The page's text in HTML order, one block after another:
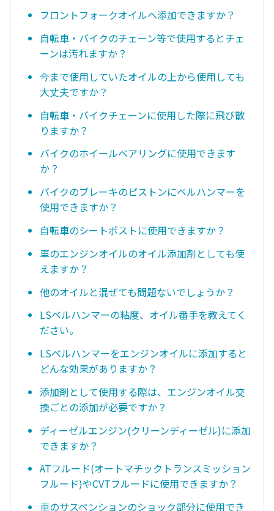
フロントフォークオイルへ添加できますか？
自転車・バイクのチェーン等で使用するとチェ
ーンは汚れますか？
今まで使用していたオイルの上から使用しても
大丈夫ですか？
自転車・バイクチェーンに使用した際に飛び散
りますか？
バイクのホイールベアリングに使用できます
か？
バイクのブレーキのピストンにベルハンマーを
使用できますか？
自転車のシートポストに使用できますか？
車のエンジンオイルのオイル添加剤としても使
えますか？
他のオイルと混ぜても問題ないでしょうか？
LSベルハンマーの粘度、オイル番手を教えてく
ださい。
LSベルハンマーをエンジンオイルに添加すると
どんな効果がありますか？
添加剤として使用する際は、エンジンオイル交
換ごとの添加が必要ですか？
ディーゼルエンジン(クリーンディーゼル)に添加
できますか？
ATフルード(オートマチックトランスミッション
フルード)やCVTフルードに使用できますか？
車のサスペンションのショック部分に使用でき